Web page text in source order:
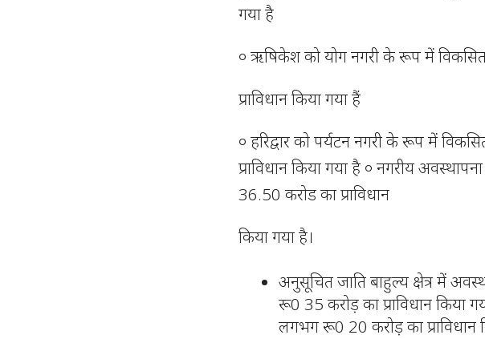
गया है
० ऋषिकेश को योग नगरी के रूप में
प्राविधान किया गया हैं
० हरिद्वार को पर्यटन नगरी के रूप में
प्राविधान किया गया है ० नगरीय
36.50 करोड का प्राविधान
किया गया है।
अनुसूचित जाति बाहुल्य क्षेत्र में
रू0 35 करोड़ का प्राविधान किया
लगभग रू0 20 करोड़ का प्राविधान